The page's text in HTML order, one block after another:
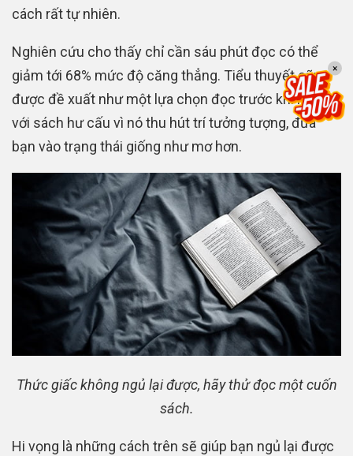
cách rất tự nhiên.
Nghiên cứu cho thấy chỉ cần sáu phút đọc có thể
giảm tới 68% mức độ căng thẳng. Tiểu thuyết cũng
được đề xuất như một lựa chọn đọc trước khi ngủ so
với sách hư cấu vì nó thu hút trí tưởng tượng, đưa
bạn vào trạng thái giống như mơ hơn.
Thức giấc không ngủ lại được, hãy thử đọc một cuốn
sách.
Hi vọng là những cách trên sẽ giúp bạn ngủ lại được
×